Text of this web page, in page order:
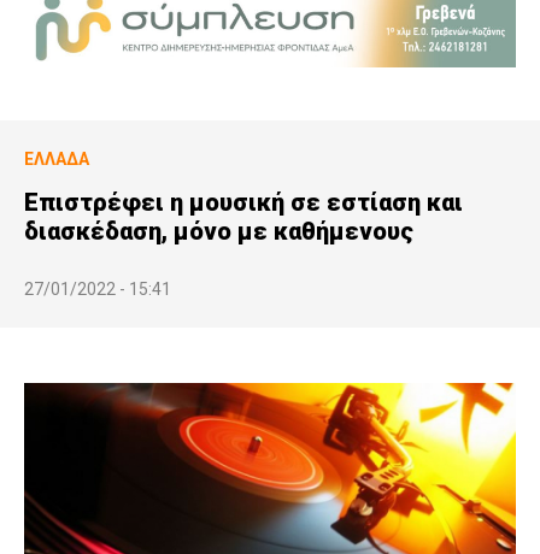
ΕΛΛΆΔΑ
Επιστρέφει η μουσική σε εστίαση και
διασκέδαση, μόνο με καθήμενους
27/01/2022 - 15:41